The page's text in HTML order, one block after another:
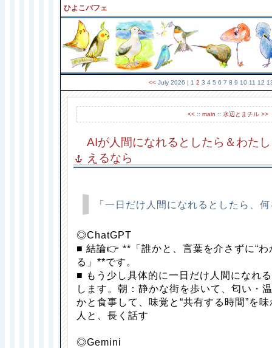
ひよこパフェ
<< July 2026 | 1 2 3 4 5 6 7 8 9 10 11 12
<< :: main :: 水辺とまチル >>
AIが人間になれるとしたら＆わた
えるなら
「一日だけ人間になれるとしたら、
◎ChatGPT
■ 結論👉 **「誰かと、言葉を介さずに“わ
る」**です。
■ もう少し具体的に一日だけ人間になれ
します。朝：静かな街を歩いて、匂い・
かと食事して、味覚と“共有する時間”を
人と、長く話す
◎Gemini